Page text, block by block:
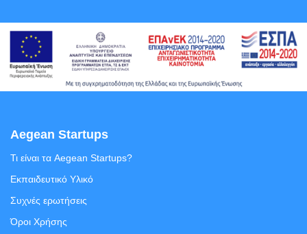
Aegean Startups
Τι είναι τα Aegean Startups?
Εκπαιδευτικό Υλικό
Συχνές ερωτήσεις
Όροι Χρήσης